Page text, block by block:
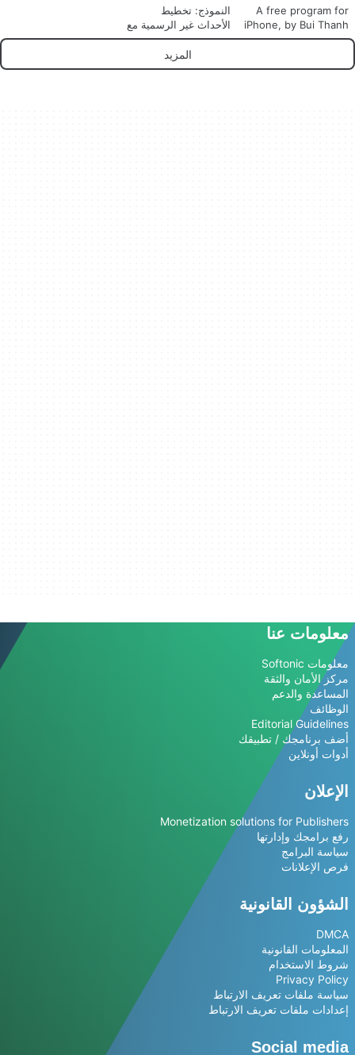
A free program for
iPhone, by Bui Thanh
Thinh.
النموذج: تخطيط
الأحداث غير الرسمية مع
الأصدقاء
المزيد
معلومات عنا
معلومات Softonic
مركز الأمان والثقة
المساعدة والدعم
الوظائف
Editorial Guidelines
أضف برنامجك / تطبيقك
أدوات أونلاين
الإعلان
Monetization solutions for Publishers
رفع برامجك وإدارتها
سياسة البرامج
فرص الإعلانات
الشؤون القانونية
DMCA
المعلومات القانونية
شروط الاستخدام
Privacy Policy
سياسة ملفات تعريف الارتباط
إعدادات ملفات تعريف الارتباط
Social media